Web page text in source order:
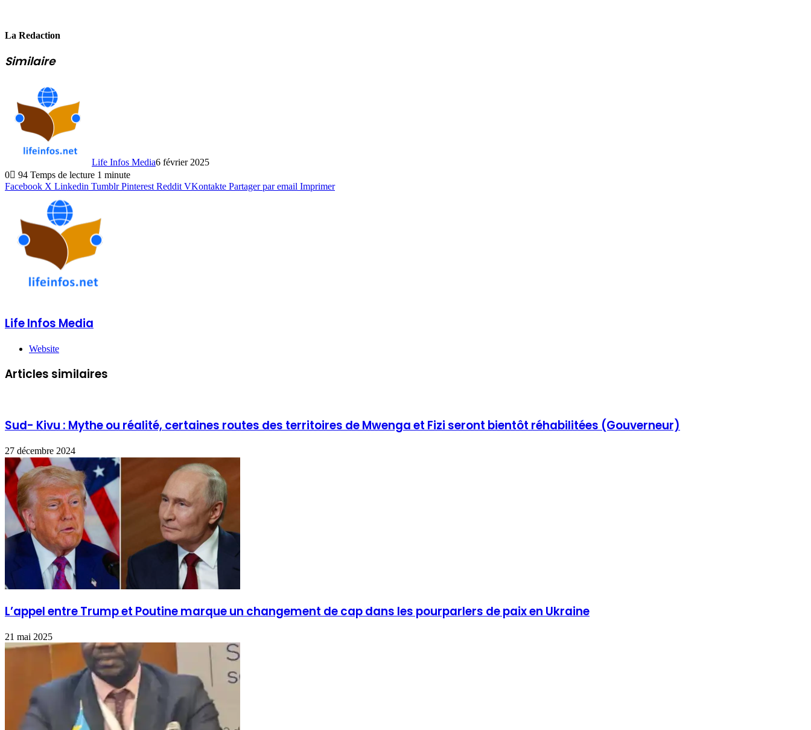
La Redaction
Similaire
Life Infos Media6 février 2025
0
94 Temps de lecture 1 minute
Facebook X Linkedin Tumblr Pinterest Reddit VKontakte Partager par email Imprimer
Life Infos Media
Website
Articles similaires
Sud- Kivu : Mythe ou réalité, certaines routes des territoires de Mwenga et Fizi seront bientôt réhabilitées (Gouverneur)
27 décembre 2024
L’appel entre Trump et Poutine marque un changement de cap dans les pourparlers de paix en Ukraine
21 mai 2025